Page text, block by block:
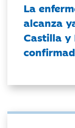
La
alcanza
Castilla y